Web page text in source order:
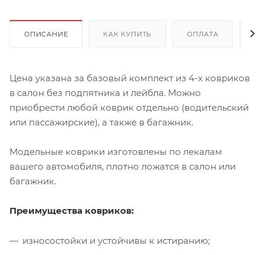
ОПИСАНИЕ КАК КУПИТЬ ОПЛАТА
Цена указана за базовый комплект из 4-х ковриков
в салон без подпятника и лейбла. Можно
приобрести любой коврик отдельно (водительский
или пассажирские), а также в багажник.
Модельные коврики изготовлены по лекалам
вашего автомобиля, плотно ложатся в салон или
багажник.
Преимущества ковриков:
износостойки и устойчивы к истиранию;